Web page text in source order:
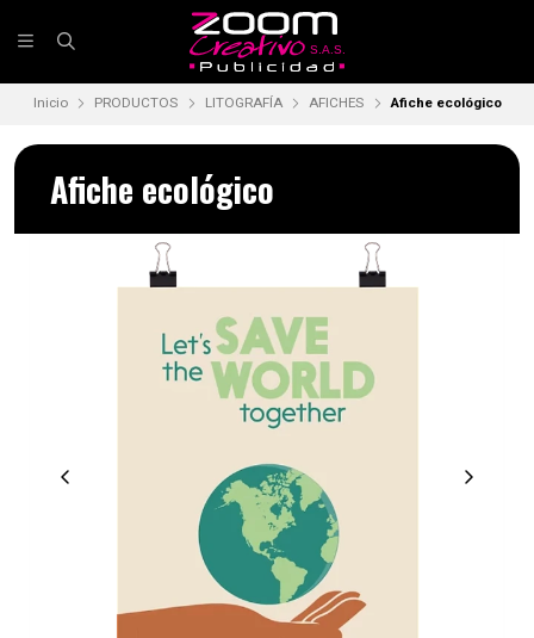
Inicio PRODUCTOS LITOGRAFÍA AFICHES Afiche ecológico
Afiche ecológico